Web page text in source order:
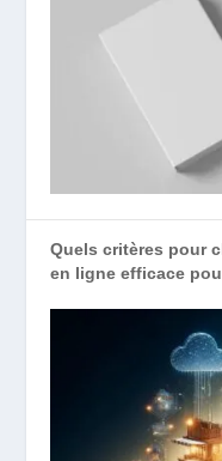
Quels critères pour
en ligne efficace